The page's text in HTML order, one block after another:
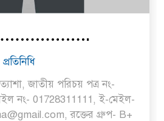
জাতীয় পরিচয় পত্র নং-
নং- 01728311111, ই-মেইল-
রক্তের গ্রুপ- B+